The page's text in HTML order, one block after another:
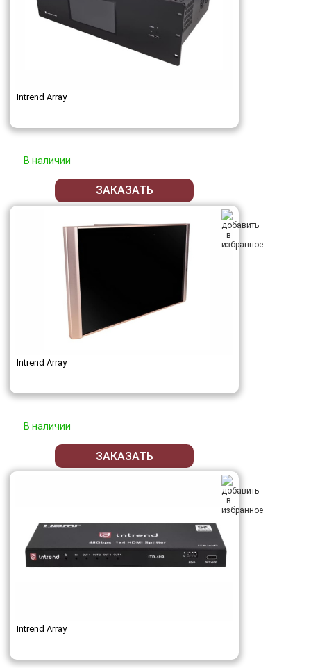
Intrend Array
В наличии
ЗАКАЗАТЬ
Intrend Array
В наличии
ЗАКАЗАТЬ
Intrend Array